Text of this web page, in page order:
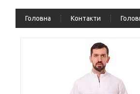
Головна Контакти